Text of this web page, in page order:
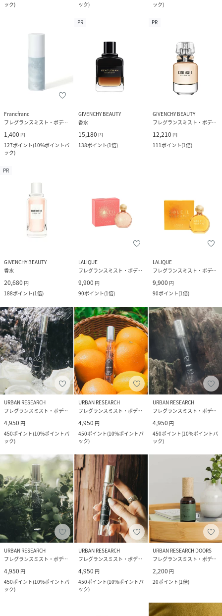
ック)
ック)
ック)
Francfranc
フレグランスミスト・ボディミスト
1,400 円
127ポイント(10%ポイントバ
ック)
PR
GIVENCHY BEAUTY
香水
15,180 円
138ポイント(1倍)
PR
GIVENCHY BEAUTY
フレグランスミスト・ボディミスト
12,210 円
111ポイント(1倍)
PR
GIVENCHY BEAUTY
香水
20,680 円
188ポイント(1倍)
LALIQUE
フレグランスミスト・ボディミスト
9,900 円
90ポイント(1倍)
LALIQUE
フレグランスミスト・ボディミスト
9,900 円
90ポイント(1倍)
URBAN RESEARCH
フレグランスミスト・ボディミスト
4,950 円
450ポイント(10%ポイントバ
ック)
URBAN RESEARCH
フレグランスミスト・ボディミスト
4,950 円
450ポイント(10%ポイントバ
ック)
URBAN RESEARCH
フレグランスミスト・ボディミスト
4,950 円
450ポイント(10%ポイントバ
ック)
URBAN RESEARCH
フレグランスミスト・ボディミスト
4,950 円
450ポイント(10%ポイントバ
ック)
URBAN RESEARCH
フレグランスミスト・ボディミスト
4,950 円
450ポイント(10%ポイントバ
ック)
URBAN RESEARCH DOORS
フレグランスミスト・ボディミスト
2,200 円
20ポイント(1倍)